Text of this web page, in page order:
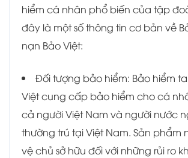
hiểm cá nhân phổ biến của tập
đây là một số thông tin cơ bản về
nạn Bảo Việt:
Đối tượng bảo hiểm: Bảo hiểm
Việt cung cấp bảo hiểm cho cá
cả người Việt Nam và người nước
thường trú tại Việt Nam. Sản phẩm
vệ chủ sở hữu đối với những rủi ro